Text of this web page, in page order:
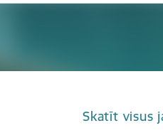
Skatīt visus